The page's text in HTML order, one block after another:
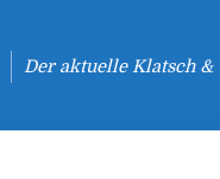
Der aktuelle Klatsch